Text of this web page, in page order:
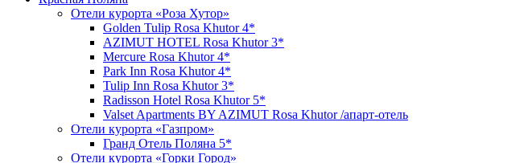
Отели курорта «Роза Хутор»
Golden Tulip Rosa Khutor 4*
AZIMUT HOTEL Rosa Khutor 3*
Mercure Rosa Khutor 4*
Park Inn Rosa Khutor 4*
Tulip Inn Rosa Khutor 3*
Radisson Hotel Rosa Khutor 5*
Valset Apartments BY AZIMUT Rosa Khutor /апарт-отель
Отели курорта «Газпром»
Гранд Отель Поляна 5*
Отели курорта «Горки Город»